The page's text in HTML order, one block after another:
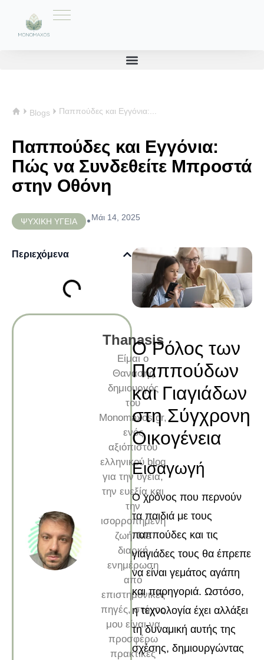
Blogs Παππούδες και Εγγόνια:...
Παππούδες και Εγγόνια:
Πώς να Συνδεθείτε Μπροστά
στην Οθόνη
ΨΥΧΙΚΗ ΥΓΕΙΑ •Μάι 14, 2025
Περιεχόμενα
Thanasis
Είμαι ο
Θανάσης
δημιουργός
του
Monomaxos.gr,
ενός
αξιόπιστου
ελληνικού blog
για την υγεία,
την ευεξία και
την
ισορροπημένη
ζωή. Με
διαρκή
ενημέρωση
από
επιστημονικές
πηγές, στόχος
μου είναι να
προσφέρω
πρακτικές
Ο Ρόλος των
Παππούδων
και Γιαγιάδων
στη Σύγχρονη
Οικογένεια
Εισαγωγή
Ο χρόνος που περνούν
τα παιδιά με τους
παππούδες και τις
γιαγιάδες τους θα έπρεπε
να είναι γεμάτος αγάπη
και παρηγοριά. Ωστόσο,
η τεχνολογία έχει αλλάξει
τη δυναμική αυτής της
σχέσης, δημιουργώντας